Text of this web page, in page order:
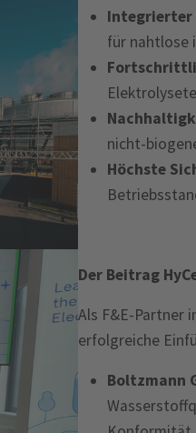
Integrierter
für nahtlose
nicht-
Höchste
Der Beitrag
Als F&E-Partner
erfolgreiche
Boltzmann